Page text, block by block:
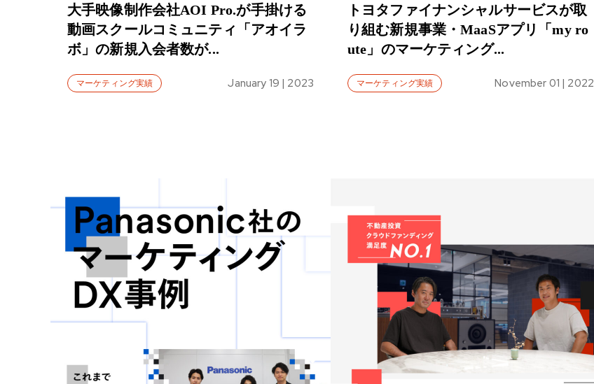
大手映像制作会社AOI Pro.が手掛ける
動画スクールコミュニティ「アオイラ
ボ」の新規入会者数が...
マーケティング実績 January 19 | 2023
トヨタファイナンシャルサービスが取
り組む新規事業・MaaSアプリ「my ro
ute」のマーケティング...
マーケティング実績 November 01 | 2022